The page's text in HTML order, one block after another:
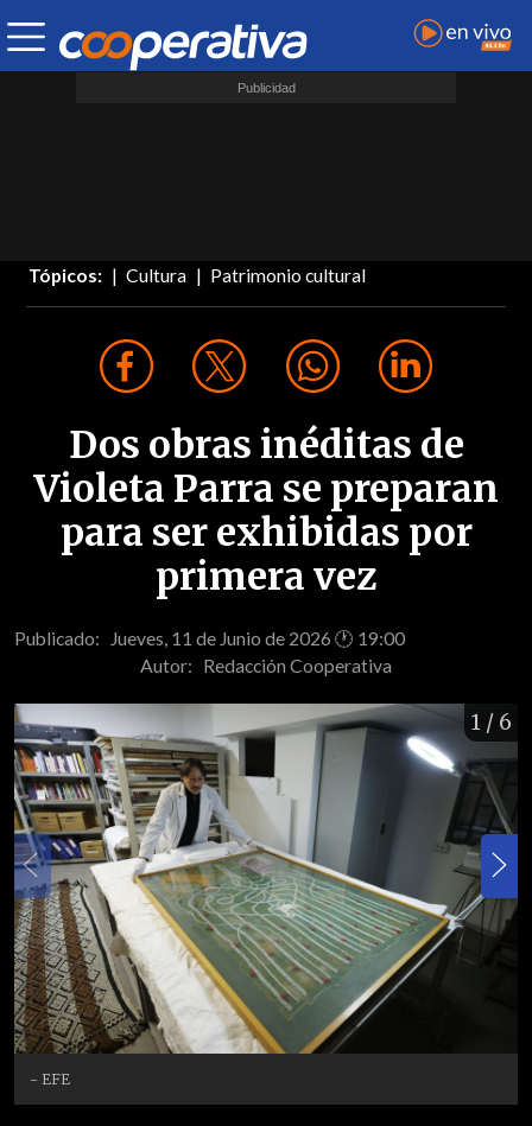
Tópicos: Cultura Patrimonio cultural
Dos obras inéditas de
Violeta Parra se preparan
para ser exhibidas por
primera vez
Publicado: Jueves, 11 de Junio de 2026 🕐 19:00
Autor: Redacción Cooperativa
1 / 6
- EFE